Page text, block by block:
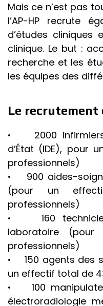
Mais ce n’est pas
l’AP-HP recrute
d’études cliniques
clinique. Le but :
recherche et les
les équipes des
Le recrutement
• 2000 infirmiers
d’État (IDE), pour
professionnels)
• 900 aides-
(pour un
professionnels)
• 160
laboratoire
professionnels)
• 150 agents des
un effectif total de
• 100
électroradiologie